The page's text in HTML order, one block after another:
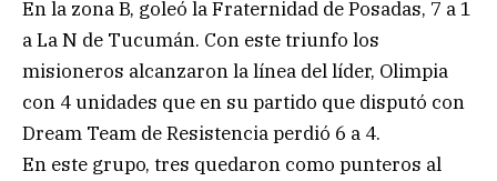
En la zona B, goleó la Fraternidad de Posadas, 7 a 1
a La N de Tucumán. Con este triunfo los
misioneros alcanzaron la línea del líder, Olimpia
con 4 unidades que en su partido que disputó con
Dream Team de Resistencia perdió 6 a 4.
En este grupo, tres quedaron como punteros al